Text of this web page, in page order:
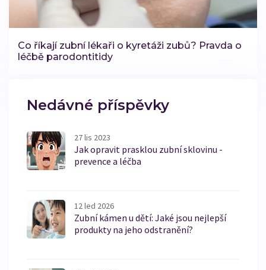
Co říkají zubní lékaři o kyretáži zubů? Pravda o
léčbě parodontitidy
Nedávné příspěvky
27 lis 2023
Jak opravit prasklou zubní sklovinu -
prevence a léčba
12 led 2026
Zubní kámen u dětí: Jaké jsou nejlepší
produkty na jeho odstranění?